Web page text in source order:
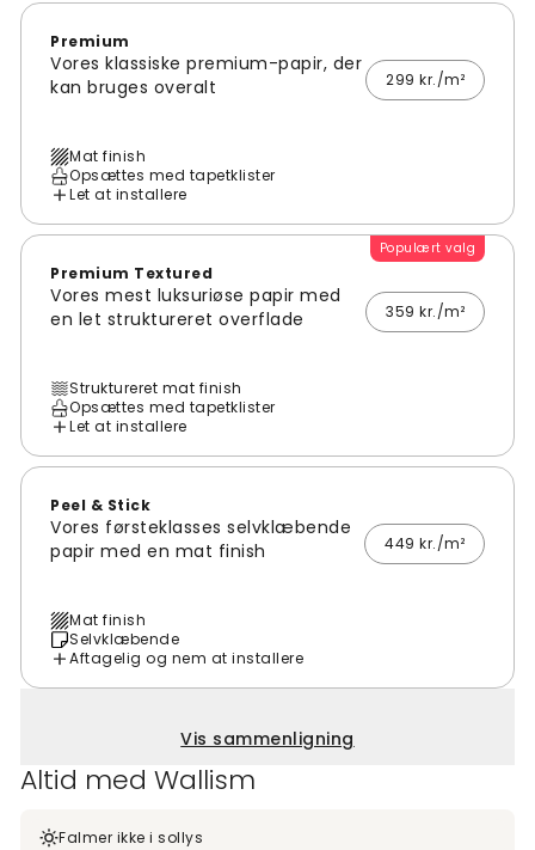
Premium
Vores klassiske premium-papir, der
kan bruges overalt
299 kr./m²
Mat finish
Opsættes med tapetklister
Let at installere
Populært valg
Premium Textured
Vores mest luksuriøse papir med
en let struktureret overflade
359 kr./m²
Struktureret mat finish
Opsættes med tapetklister
Let at installere
Peel & Stick
Vores førsteklasses selvklæbende
papir med en mat finish
449 kr./m²
Mat finish
Selvklæbende
Aftagelig og nem at installere
Vis sammenligning
Altid med Wallism
Falmer ikke i sollys